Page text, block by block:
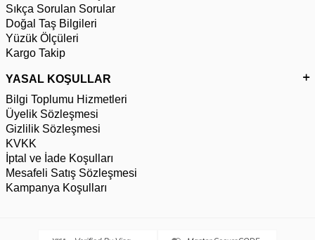
Sıkça Sorulan Sorular
Doğal Taş Bilgileri
Yüzük Ölçüleri
Kargo Takip
YASAL KOŞULLAR
Bilgi Toplumu Hizmetleri
Üyelik Sözleşmesi
Gizlilik Sözleşmesi
KVKK
İptal ve İade Koşulları
Mesafeli Satış Sözleşmesi
Kampanya Koşulları